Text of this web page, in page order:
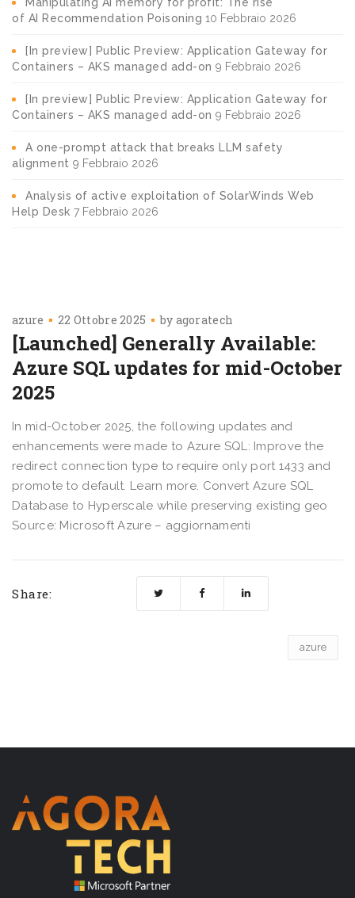
of AI Recommendation Poisoning 10 Febbraio 2026
[In preview] Public Preview: Application Gateway for
Containers – AKS managed add-on 9 Febbraio 2026
[In preview] Public Preview: Application Gateway for
Containers – AKS managed add-on 9 Febbraio 2026
A one-prompt attack that breaks LLM safety
alignment 9 Febbraio 2026
Analysis of active exploitation of SolarWinds Web
Help Desk 7 Febbraio 2026
azure 22 Ottobre 2025 by agoratech
[Launched] Generally Available:
Azure SQL updates for mid-October
2025
In mid-October 2025, the following updates and
enhancements were made to Azure SQL: Improve the
redirect connection type to require only port 1433 and
promote to default. Learn more. Convert Azure SQL
Database to Hyperscale while preserving existing geo
Source: Microsoft Azure – aggiornamenti
Share:
azure